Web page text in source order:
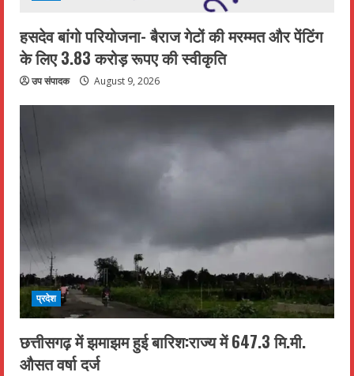
हसदेव बांगो परियोजना- बैराज गेटों की मरम्मत और पेंटिंग
के लिए 3.83 करोड़ रूपए की स्वीकृति
उप संपादक August 9, 2026
प्रदेश
छत्तीसगढ़ में झमाझम हुई बारिश:राज्य में 647.3 मि.मी.
औसत वर्षा दर्ज